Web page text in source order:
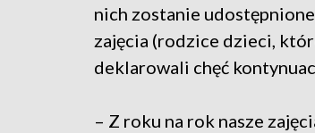
nich zostanie
zajęcia (rodzice dzieci,
deklarowali chęć
– Z roku na rok nasze